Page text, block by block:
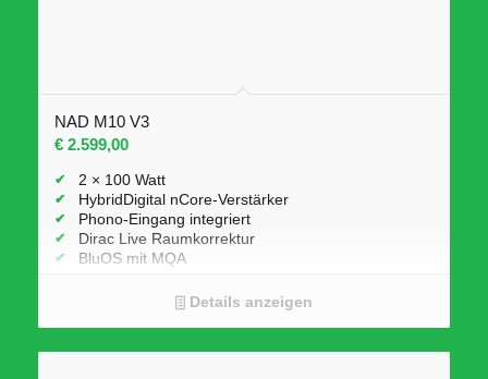
NAD M10 V3
€2.599,00
2 × 100 Watt
HybridDigital nCore-Verstärker
Phono-Eingang integriert
Dirac Live Raumkorrektur
BluOS mit MQA
AirPlay 2, Spotify Connect, Tidal Connect
2 Subwoofer-Ausgänge
Details anzeigen